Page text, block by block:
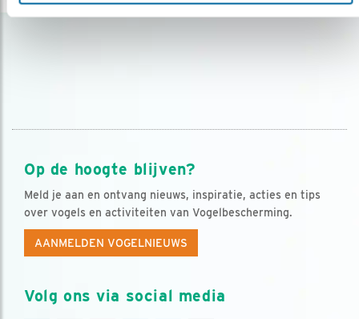
Op de hoogte blijven?
Meld je aan en ontvang nieuws, inspiratie, acties en tips
over vogels en activiteiten van Vogelbescherming.
AANMELDEN VOGELNIEUWS
Volg ons via social media